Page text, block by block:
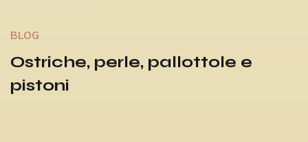
BLOG
Ostriche, perle, pallottole e
pistoni